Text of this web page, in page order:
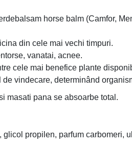
horse balm (Camfor,
din cele mai vechi timpuri.
vanatai, acnee.
cele mai benefice plante
vindecare, determinând
masati pana se absoarbe total.
glicol propilen, parfum carbomeri,